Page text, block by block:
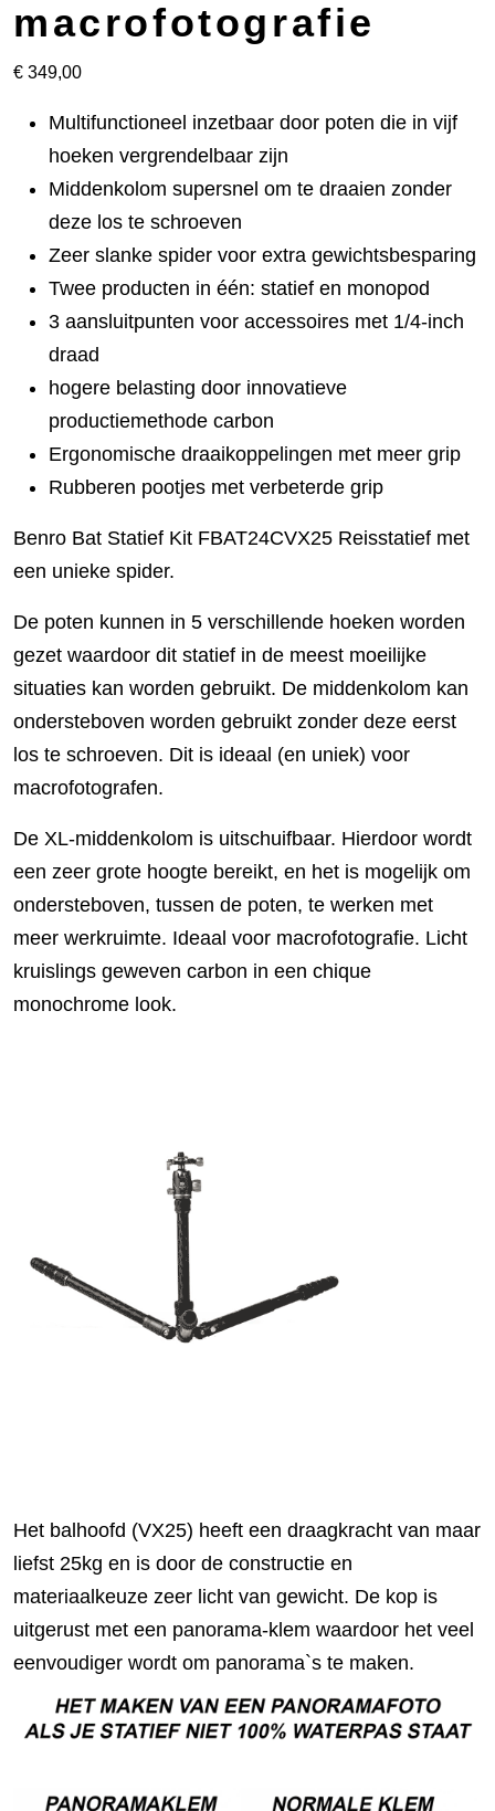
macrofotografie
€ 349,00
Multifunctioneel inzetbaar door poten die in vijf
hoeken vergrendelbaar zijn
Middenkolom supersnel om te draaien zonder
deze los te schroeven
Zeer slanke spider voor extra gewichtsbesparing
Twee producten in één: statief en monopod
3 aansluitpunten voor accessoires met 1/4-inch
draad
hogere belasting door innovatieve
productiemethode carbon
Ergonomische draaikoppelingen met meer grip
Rubberen pootjes met verbeterde grip
Benro Bat Statief Kit FBAT24CVX25 Reisstatief met
een unieke spider.
De poten kunnen in 5 verschillende hoeken worden
gezet waardoor dit statief in de meest moeilijke
situaties kan worden gebruikt. De middenkolom kan
ondersteboven worden gebruikt zonder deze eerst
los te schroeven. Dit is ideaal (en uniek) voor
macrofotografen.
De XL-middenkolom is uitschuifbaar. Hierdoor wordt
een zeer grote hoogte bereikt, en het is mogelijk om
ondersteboven, tussen de poten, te werken met
meer werkruimte. Ideaal voor macrofotografie. Licht
kruislings geweven carbon in een chique
monochrome look.
Het balhoofd (VX25) heeft een draagkracht van maar
liefst 25kg en is door de constructie en
materiaalkeuze zeer licht van gewicht. De kop is
uitgerust met een panorama-klem waardoor het veel
eenvoudiger wordt om panorama`s te maken.